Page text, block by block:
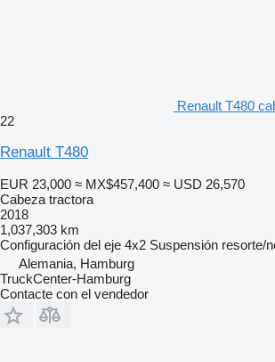
Renault T480
22
Renault T480
EUR 23,000 ≈ MX$457,400 ≈ USD 26,570
Cabeza tractora
2018
1,037,303 km
Configuración del eje 4x2 Suspensión resorte/
Alemania, Hamburg
TruckCenter-Hamburg
Contacte con el vendedor